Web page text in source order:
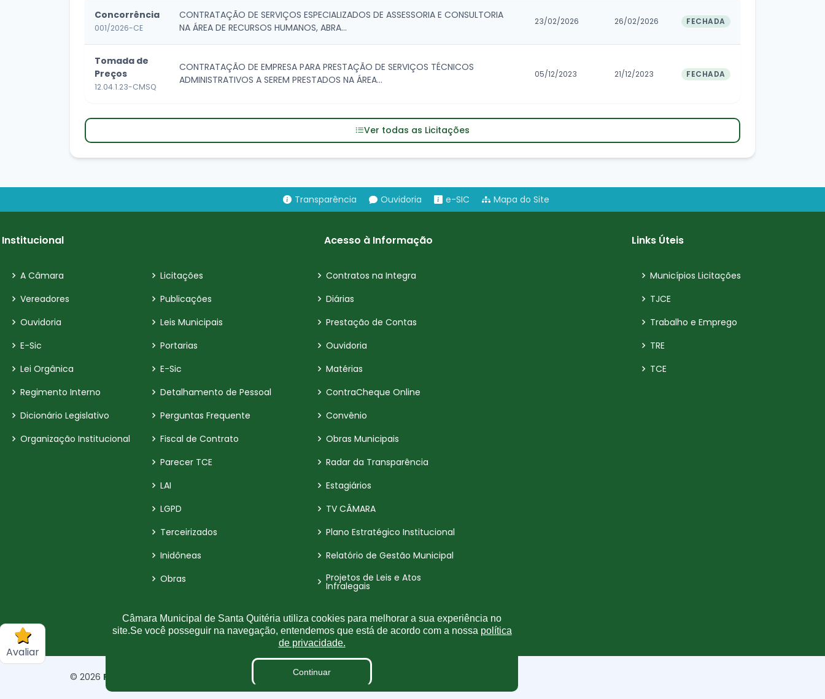
Avaliar
Concorrência
001/2026-CE
CONTRATAÇÃO DE SERVIÇOS ESPECIALIZADOS DE ASSESSORIA E CONSULTORIA
NA ÁREA DE RECURSOS HUMANOS, ABRA...
23/02/2026 26/02/2026 FECHADA
Tomada de
Preços
12.04.1.23-CMSQ
CONTRATAÇÃO DE EMPRESA PARA PRESTAÇÃO DE SERVIÇOS TÉCNICOS
ADMINISTRATIVOS A SEREM PRESTADOS NA ÁREA...
05/12/2023 21/12/2023 FECHADA
Ver todas as Licitações
Transparência Ouvidoria e-SIC Mapa do Site
Institucional
A Câmara
Vereadores
Ouvidoria
E-Sic
Lei Orgânica
Regimento Interno
Dicionário Legislativo
Organização Institucional
Acesso à Informação
Licitações
Contratos na Integra
Publicações
Diárias
Leis Municipais
Prestação de Contas
Portarias
Ouvidoria
E-Sic
Matérias
Detalhamento de Pessoal
ContraCheque Online
Perguntas Frequente
Convênio
Fiscal de Contrato
Obras Municipais
Parecer TCE
Radar da Transparência
LAI
Estagiários
LGPD
TV CÂMARA
Terceirizados
Plano Estratégico Institucional
Inidôneas
Relatório de Gestão Municipal
Obras
Projetos de Leis e Atos
Infralegais
Dados abertos
Pesquisa de Satisfação
Links Úteis
Municípios Licitações
TJCE
Trabalho e Emprego
TRE
TCE
© 2026 Plugwin Sistemas . Todos os direitos reservados.
Câmara Municipal de Santa Quitéria utiliza cookies para melhorar a sua experiência no
site.Se você posseguir na navegação, entendemos que está de acordo com a nossa política
de privacidade.
Continuar